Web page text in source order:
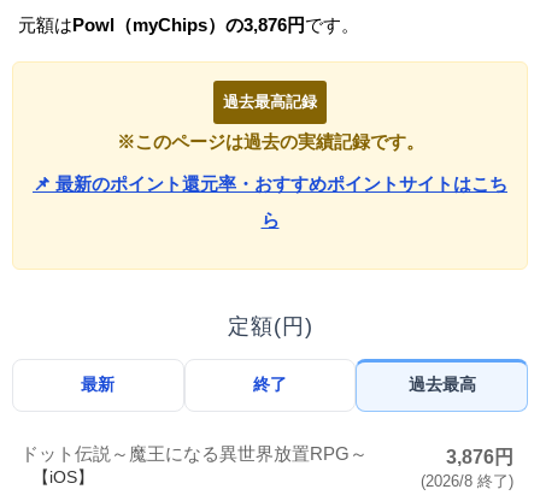
元額はPowl（myChips）の3,876円です。
過去最高記録
※このページは過去の実績記録です。
📌 最新のポイント還元率・おすすめポイントサイトはこち
ら
定額(円)
最新 終了 過去最高
ドット伝説～魔王になる異世界放置RPG～
【iOS】
3,876円
(2026/8 終了)